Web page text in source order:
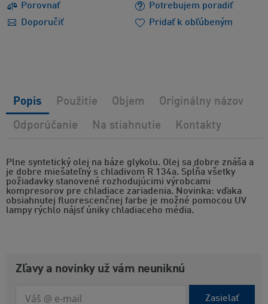
Porovnať
Potrebujem poradiť
Doporučiť
Pridať k obľúbeným
Plne syntetický olej na báze glykolu. Olej sa dobre znáša a
je dobre miešateľný s chladivom R 134a. Spĺňa všetky
požiadavky stanovené rozhodujúcimi výrobcami
kompresorov pre chladiace zariadenia. Novinka: vďaka
obsiahnutej fluorescenčnej farbe je možné pomocou UV
lampy rýchlo nájsť úniky chladiaceho média.
Popis Použitie Objem Originálny názov
Odporúčanie Na stiahnutie Kontakty
Zľavy a novinky už vám neuniknú
Zasielať